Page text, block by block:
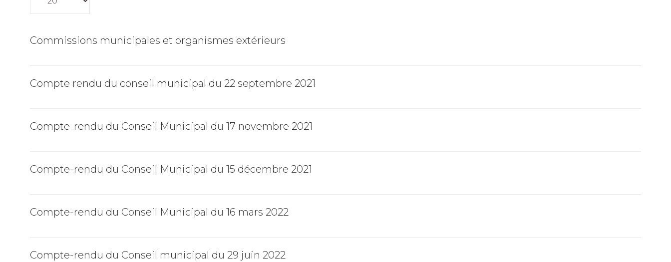
Commissions municipales et organismes extérieurs
Compte rendu du conseil municipal du 22 septembre 2021
Compte-rendu du Conseil Municipal du 17 novembre 2021
Compte-rendu du Conseil Municipal du 15 décembre 2021
Compte-rendu du Conseil Municipal du 16 mars 2022
Compte-rendu du Conseil municipal du 29 juin 2022